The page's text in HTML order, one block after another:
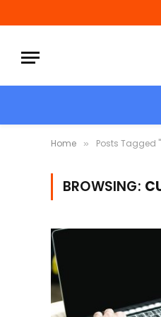
Home » Posts Tagged
BROWSING: